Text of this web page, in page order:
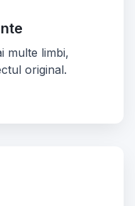
multe limbi,
original.